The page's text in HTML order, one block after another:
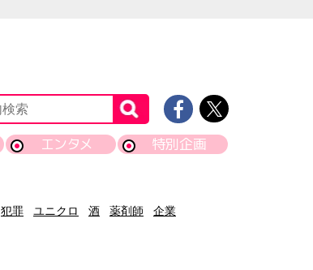
エンタメ 特別企画
犯罪 ユニクロ 酒 薬剤師 企業